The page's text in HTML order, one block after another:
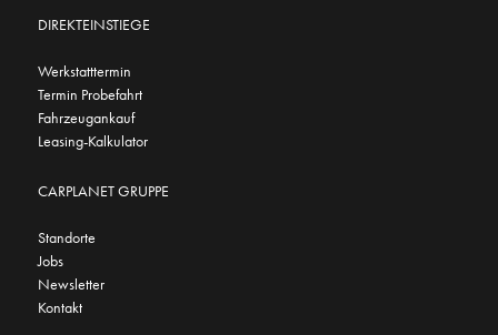
DIREKTEINSTIEGE
Werkstatttermin
Termin Probefahrt
Fahrzeugankauf
Leasing-Kalkulator
CARPLANET GRUPPE
Standorte
Jobs
Newsletter
Kontakt